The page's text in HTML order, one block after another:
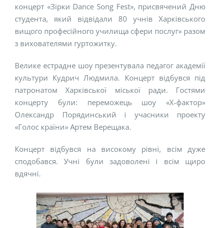
концерт «Зірки Dance Song Fest», присвячений Дню
студента, який відвідали 80 учнів Харківського
вищого професійного училища сфери послуг» разом
з вихователями гуртожитку.
Велике естрадне шоу презентувала педагог академії
культури Кудрич Людмила. Концерт відбувся під
патронатом Харківської міської ради. Гостями
концерту були: переможець шоу «Х-фактор»
Олександр Порядинський і учасники проекту
«Голос країни» Артем Верещака.
Концерт відбувся на високому рівні, всім дуже
сподобався. Учні були задоволені і всім щиро
вдячні.